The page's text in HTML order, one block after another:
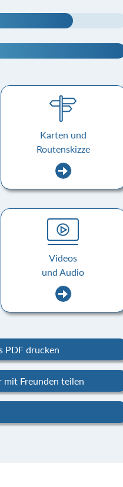
Karten und
Routenskizze
Videos
und Audio
PDF drucken
mit Freunden teilen